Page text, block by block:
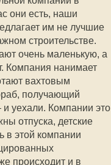
они есть, наши
им не лучшие
строительстве.
очень маленькую, а
Компания нанимает
вахтовым
получающий
уехали. Компании это
отпуска, детские
в этой компании
происходит и в